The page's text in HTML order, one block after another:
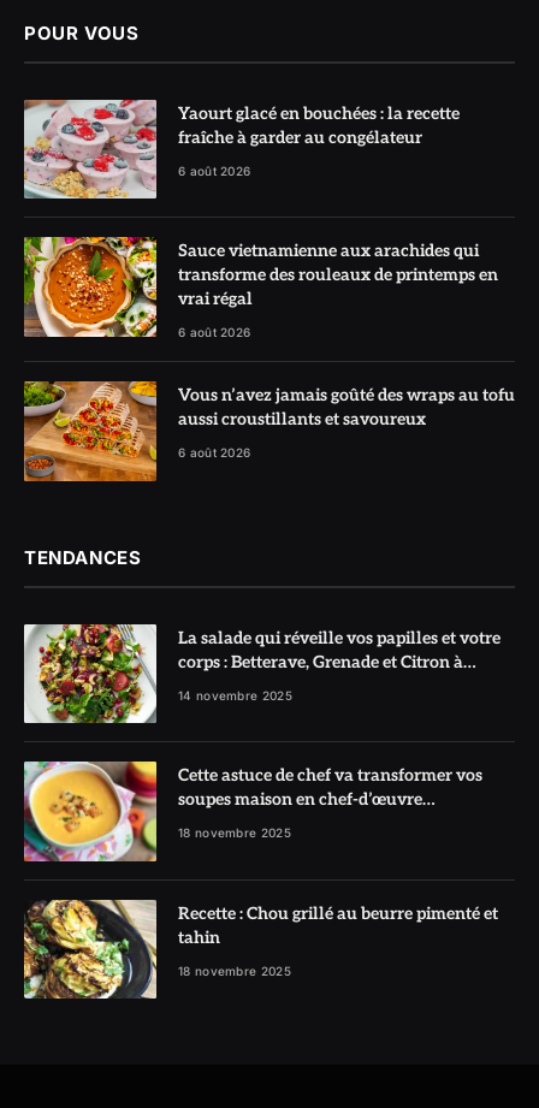
POUR VOUS
Yaourt glacé en bouchées : la recette
fraîche à garder au congélateur
6 août 2026
Sauce vietnamienne aux arachides qui
transforme des rouleaux de printemps en
vrai régal
6 août 2026
Vous n’avez jamais goûté des wraps au tofu
aussi croustillants et savoureux
6 août 2026
TENDANCES
La salade qui réveille vos papilles et votre
corps : Betterave, Grenade et Citron à
l’honneur
14 novembre 2025
Cette astuce de chef va transformer vos
soupes maison en chef-d’œuvre
réconfortant
18 novembre 2025
Recette : Chou grillé au beurre pimenté et
tahin
18 novembre 2025